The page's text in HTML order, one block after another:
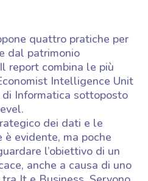
quattro pratiche per
dal patrimonio
report combina le più
Intelligence Unit
Informatica sottoposto
dei dati e le
è evidente, ma poche
l’obiettivo di un
anche a causa di uno